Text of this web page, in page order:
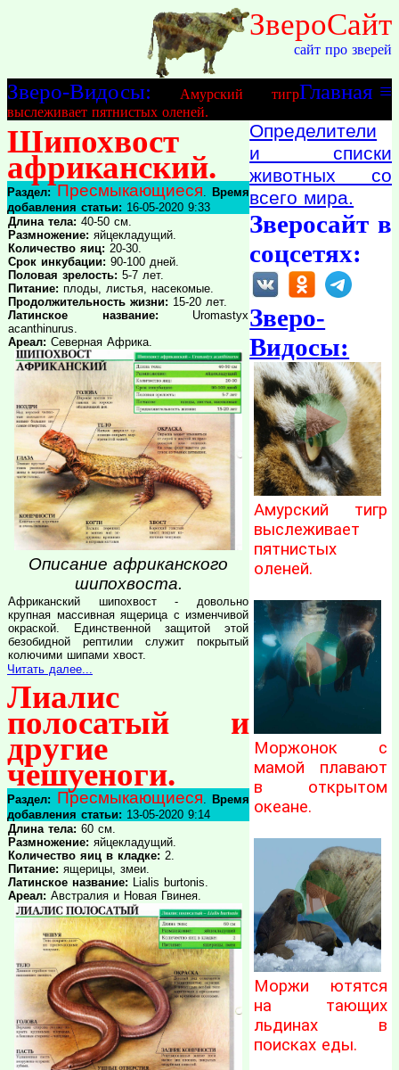
ЗвероСайт
сайт про зверей
≡
Главная
Зверо-Видосы:
Амурский тигр
выслеживает пятнистых оленей.
Шипохвост
африканский.
Раздел: Пресмыкающиеся. Время
добавления статьи: 16-05-2020 9:33
Длина тела: 40-50 см.
Размножение: яйцекладущий.
Количество яиц: 20-30.
Срок инкубации: 90-100 дней.
Половая зрелость: 5-7 лет.
Питание: плоды, листья, насекомые.
Продолжительность жизни: 15-20 лет.
Латинское название: Uromastyx
acanthinurus.
Ареал: Северная Африка.
Описание африканского
шипохвоста.
Африканский шипохвост - довольно
крупная массивная ящерица с изменчивой
окраской. Единственной защитой этой
безобидной рептилии служит покрытый
колючими шипами хвост.
Читать далее...
Лиалис
полосатый и
другие
чешуеноги.
Раздел: Пресмыкающиеся .Время
добавления статьи: 13-05-2020 9:14
Длина тела: 60 см.
Размножение: яйцекладущий.
Количество яиц в кладке: 2.
Питание: ящерицы, змеи.
Латинское название: Lialis burtonis.
Ареал: Австралия и Новая Гвинея.
Определители
и списки
животных со
всего мира.
Зверосайт в
соцсетях:
Зверо-
Видосы:
Амурский тигр
выслеживает
пятнистых
оленей.
Моржонок с
мамой плавают
в открытом
океане.
Моржи ютятся
на тающих
льдинах в
поисках еды.